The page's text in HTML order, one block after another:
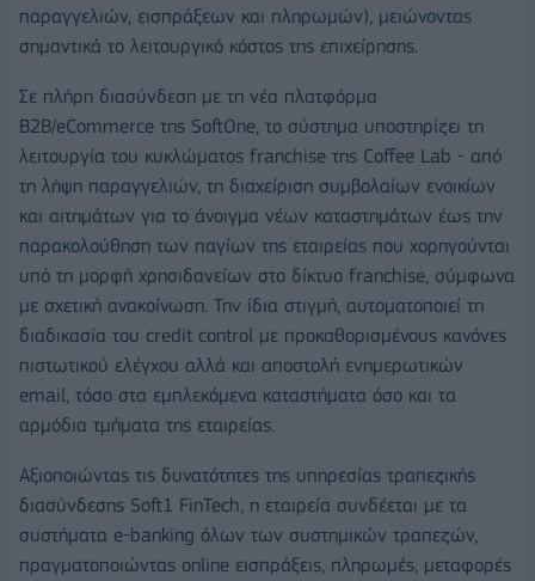
παραγγελιών, εισπράξεων και πληρωμών), μειώνοντας
σημαντικά το λειτουργικό κόστος της επιχείρησης.
Σε πλήρη διασύνδεση με τη νέα πλατφόρμα
B2Β/eCommerce της SoftOne, το σύστημα υποστηρίζει τη
λειτουργία του κυκλώματος franchise της Coffee Lab - από
τη λήψη παραγγελιών, τη διαχείριση συμβολαίων ενοικίων
και αιτημάτων για το άνοιγμα νέων καταστημάτων έως την
παρακολούθηση των παγίων της εταιρείας που χορηγούνται
υπό τη μορφή χρησιδανείων στο δίκτυο franchise, σύμφωνα
με σχετική ανακοίνωση. Την ίδια στιγμή, αυτοματοποιεί τη
διαδικασία του credit control με προκαθορισμένους κανόνες
πιστωτικού ελέγχου αλλά και αποστολή ενημερωτικών
email, τόσο στα εμπλεκόμενα καταστήματα όσο και τα
αρμόδια τμήματα της εταιρείας.
Αξιοποιώντας τις δυνατότητες της υπηρεσίας τραπεζικής
διασύνδεσης Soft1 FinTech, η εταιρεία συνδέεται με τα
συστήματα e-banking όλων των συστημικών τραπεζών,
πραγματοποιώντας online εισπράξεις, πληρωμές, μεταφορές